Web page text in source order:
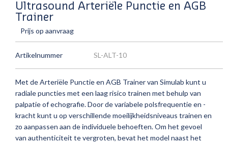
Ultrasound Arteriële Punctie en AGB
Trainer
Prijs op aanvraag
Artikelnummer SL-ALT-10
Met de Arteriële Punctie en AGB Trainer van Simulab kunt u
radiale puncties met een laag risico trainen met behulp van
palpatie of echografie.Door de variabele polsfrequentie en -
kracht kunt u op verschillende moeilijkheidsniveaus trainen en
zo aanpassen aan de individuele behoeften.Om het gevoel
van authenticiteit te vergroten, bevat het model naast het